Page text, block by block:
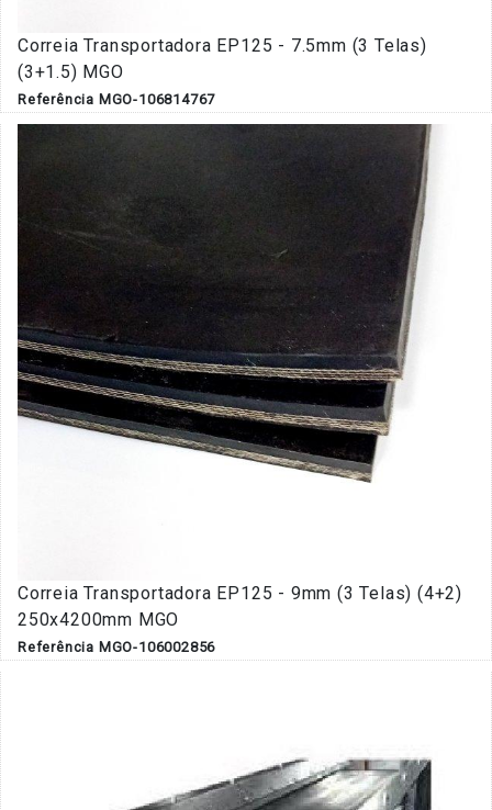
Correia Transportadora EP125 - 7.5mm (3 Telas)
(3+1.5) MGO
Referência MGO-106814767
Correia Transportadora EP125 - 9mm (3 Telas) (4+2)
250x4200mm MGO
Referência MGO-106002856